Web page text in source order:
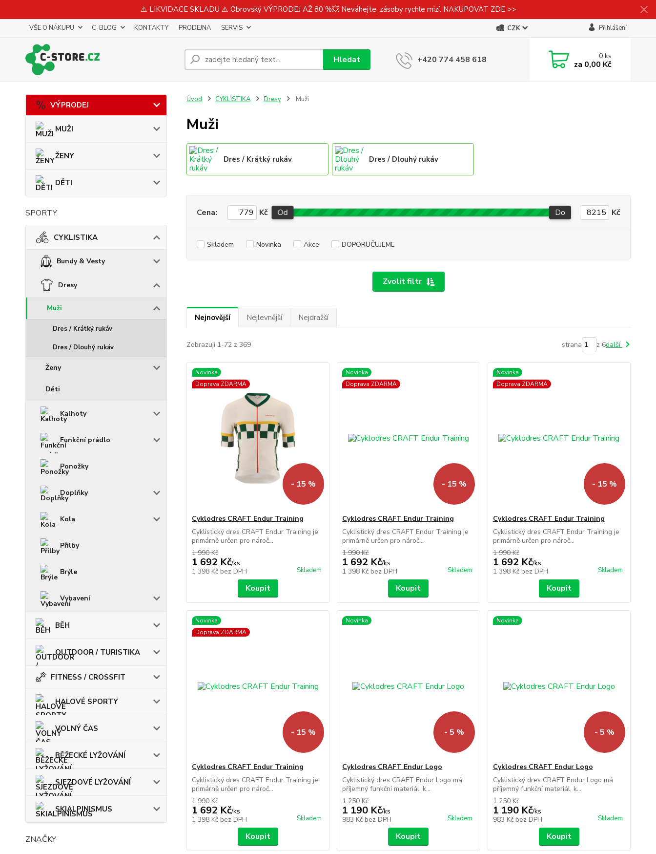
⚠️ LIKVIDACE SKLADU ⚠️ Obrovský VÝPRODEJ AŽ 80 %💥 Neváhejte, zásoby rychle mizí. NAKUPOVAT ZDE >>
VŠE O NÁKUPU C-BLOG KONTAKTY PRODEJNA SERVIS CZK Přihlášení
Hledat +420 774 458 618 0ks
za 0,00 Kč
VÝPRODEJ
MUŽI
ŽENY
DĚTI
SPORTY
CYKLISTIKA
Bundy & Vesty
Dresy
Muži
Dres / Krátký rukáv
Dres / Dlouhý rukáv
Ženy
Děti
Kalhoty
Funkční prádlo
Ponožky
Doplňky
Kola
Přilby
Brýle
Vybavení
BĚH
OUTDOOR / TURISTIKA
FITNESS / CROSSFIT
HALOVÉ SPORTY
VOLNÝ ČAS
BĚŽECKÉ LYŽOVÁNÍ
SJEZDOVÉ LYŽOVÁNÍ
SKIALPINISMUS
ZNAČKY
Úvod CYKLISTIKA Dresy Muži
Muži
Dres / Krátký rukáv Dres / Dlouhý rukáv
Zvolit filtr
Cena: Kč Od Do Kč
Skladem Novinka Akce DOPORUČUJEME
Nejnovější Nejlevnější Nejdražší
Zobrazuji 1-72 z 369 strana z 6další
Novinka
Doprava ZDARMA
- 15 %
Cyklodres CRAFT Endur Training
Cyklistický dres CRAFT Endur Training je
primárně určen pro nároč...
1 990 Kč
1 692 Kč/ks
1 398 Kč bez DPH Skladem
Koupit
Novinka
Doprava ZDARMA
- 15 %
Cyklodres CRAFT Endur Training
Cyklistický dres CRAFT Endur Training je
primárně určen pro nároč...
1 990 Kč
1 692 Kč/ks
1 398 Kč bez DPH Skladem
Koupit
Novinka
Doprava ZDARMA
- 15 %
Cyklodres CRAFT Endur Training
Cyklistický dres CRAFT Endur Training je
primárně určen pro nároč...
1 990 Kč
1 692 Kč/ks
1 398 Kč bez DPH Skladem
Koupit
Novinka
Doprava ZDARMA
- 15 %
Cyklodres CRAFT Endur Training
Cyklistický dres CRAFT Endur Training je
primárně určen pro nároč...
1 990 Kč
1 692 Kč/ks
1 398 Kč bez DPH Skladem
Koupit
Novinka
- 5 %
Cyklodres CRAFT Endur Logo
Cyklistický dres CRAFT Endur Logo má
příjemný funkční materiál, k...
1 250 Kč
1 190 Kč/ks
983 Kč bez DPH Skladem
Koupit
Novinka
- 5 %
Cyklodres CRAFT Endur Logo
Cyklistický dres CRAFT Endur Logo má
příjemný funkční materiál, k...
1 250 Kč
1 190 Kč/ks
983 Kč bez DPH Skladem
Koupit